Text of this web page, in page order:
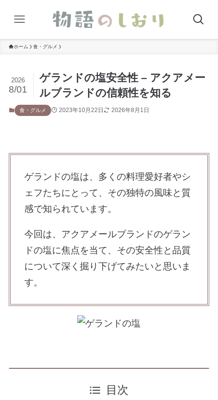
ホーム 食・グルメ
ゲランドの塩安全性 – アクアメー
ルブランドの信頼性を知る
2026
8/01
食・グルメ 2023年10月22日 2026年8月1日
ゲランドの塩は、多くの料理愛好者やシ
ェフたちにとって、その独特の風味と質
感で知られています。
今回は、アクアメールブランドのゲラン
ドの塩に焦点を当て、その安全性と品質
について深く掘り下げてみたいと思いま
す。
目次